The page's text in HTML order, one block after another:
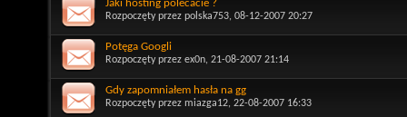
Jaki hosting polecacie ?
Rozpoczęty przez polska753, 08-12-2007 20:27
Potęga Googli
Rozpoczęty przez ex0n, 21-08-2007 21:14
Gdy zapomniałem hasła na gg
Rozpoczęty przez miazga12, 22-08-2007 16:33